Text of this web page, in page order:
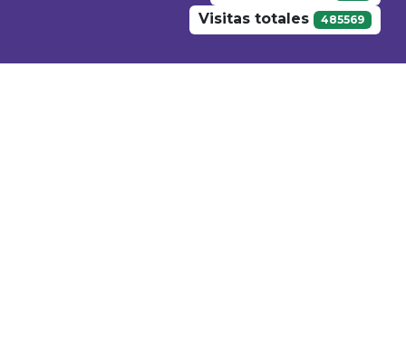
Visitas totales 485569